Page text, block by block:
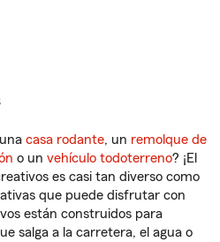
casa rodante, un remolque de
o un vehículo todoterreno? ¡El
es casi tan diverso como
que puede disfrutar con
están construidos para
salga a la carretera, el agua o